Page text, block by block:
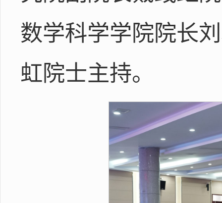
数学科学学院院长
虹院士主持。